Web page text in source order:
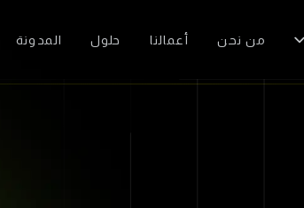
من نحن أعمالنا حلول المدونة